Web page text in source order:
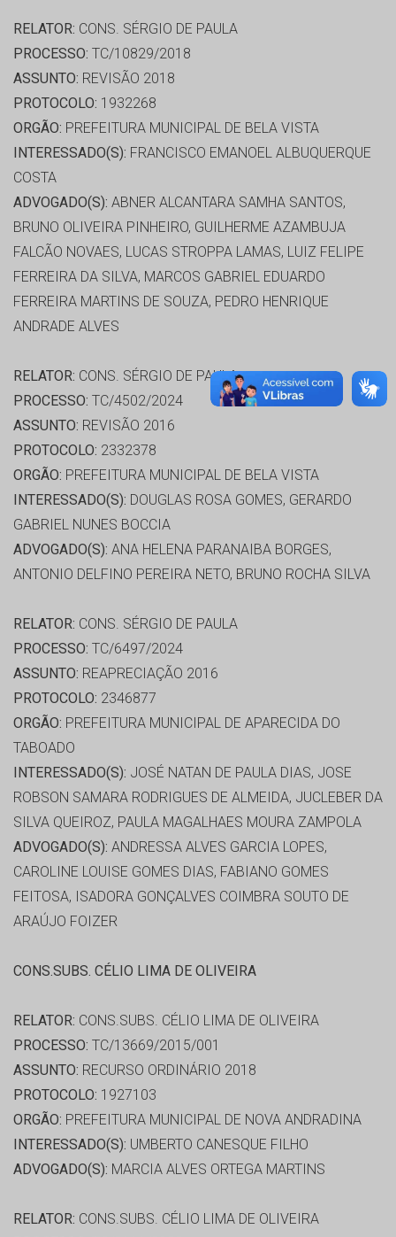
RELATOR: CONS. SÉRGIO DE PAULA
PROCESSO: TC/10829/2018
ASSUNTO: REVISÃO 2018
PROTOCOLO: 1932268
ORGÃO: PREFEITURA MUNICIPAL DE BELA VISTA
INTERESSADO(S): FRANCISCO EMANOEL ALBUQUERQUE
COSTA
ADVOGADO(S): ABNER ALCANTARA SAMHA SANTOS,
BRUNO OLIVEIRA PINHEIRO, GUILHERME AZAMBUJA
FALCÃO NOVAES, LUCAS STROPPA LAMAS, LUIZ FELIPE
FERREIRA DA SILVA, MARCOS GABRIEL EDUARDO
FERREIRA MARTINS DE SOUZA, PEDRO HENRIQUE
ANDRADE ALVES
RELATOR: CONS. SÉRGIO DE PAULA
PROCESSO: TC/4502/2024
ASSUNTO: REVISÃO 2016
PROTOCOLO: 2332378
ORGÃO: PREFEITURA MUNICIPAL DE BELA VISTA
INTERESSADO(S): DOUGLAS ROSA GOMES, GERARDO
GABRIEL NUNES BOCCIA
ADVOGADO(S): ANA HELENA PARANAIBA BORGES,
ANTONIO DELFINO PEREIRA NETO, BRUNO ROCHA SILVA
RELATOR: CONS. SÉRGIO DE PAULA
PROCESSO: TC/6497/2024
ASSUNTO: REAPRECIAÇÃO 2016
PROTOCOLO: 2346877
ORGÃO: PREFEITURA MUNICIPAL DE APARECIDA DO
TABOADO
INTERESSADO(S): JOSÉ NATAN DE PAULA DIAS, JOSE
ROBSON SAMARA RODRIGUES DE ALMEIDA, JUCLEBER DA
SILVA QUEIROZ, PAULA MAGALHAES MOURA ZAMPOLA
ADVOGADO(S): ANDRESSA ALVES GARCIA LOPES,
CAROLINE LOUISE GOMES DIAS, FABIANO GOMES
FEITOSA, ISADORA GONÇALVES COIMBRA SOUTO DE
ARAÚJO FOIZER
CONS.SUBS. CÉLIO LIMA DE OLIVEIRA
RELATOR: CONS.SUBS. CÉLIO LIMA DE OLIVEIRA
PROCESSO: TC/13669/2015/001
ASSUNTO: RECURSO ORDINÁRIO 2018
PROTOCOLO: 1927103
ORGÃO: PREFEITURA MUNICIPAL DE NOVA ANDRADINA
INTERESSADO(S): UMBERTO CANESQUE FILHO
ADVOGADO(S): MARCIA ALVES ORTEGA MARTINS
RELATOR: CONS.SUBS. CÉLIO LIMA DE OLIVEIRA